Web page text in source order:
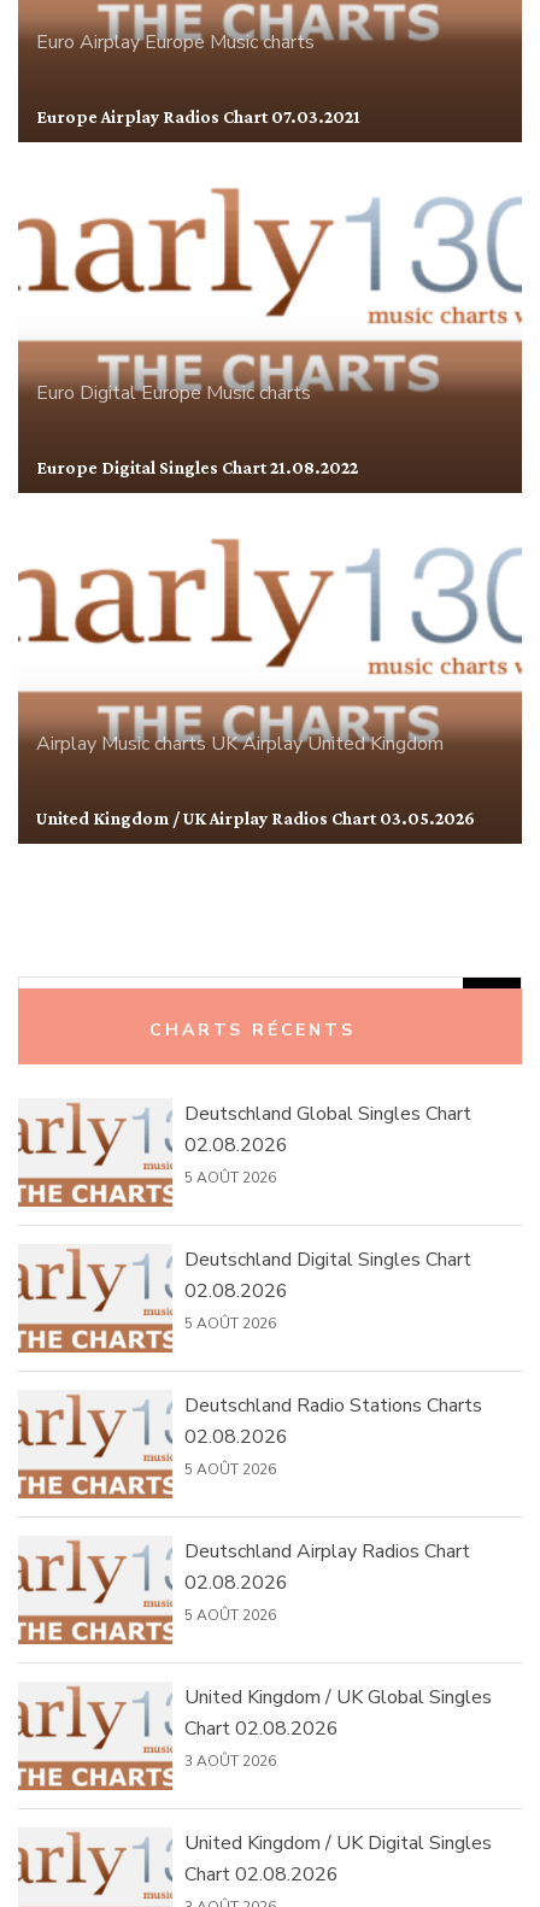
Euro AirplayEuropeMusic charts
Europe Airplay Radios Chart 07.03.2021
Euro DigitalEuropeMusic charts
Europe Digital Singles Chart 21.08.2022
AirplayMusic chartsUK AirplayUnited Kingdom
United Kingdom / UK Airplay Radios Chart 03.05.2026
CHARTS RÉCENTS
Deutschland Global Singles Chart
02.08.2026
5 AOÛT 2026
Deutschland Digital Singles Chart
02.08.2026
5 AOÛT 2026
Deutschland Radio Stations Charts
02.08.2026
5 AOÛT 2026
Deutschland Airplay Radios Chart
02.08.2026
5 AOÛT 2026
United Kingdom / UK Global Singles
Chart 02.08.2026
3 AOÛT 2026
United Kingdom / UK Digital Singles
Chart 02.08.2026